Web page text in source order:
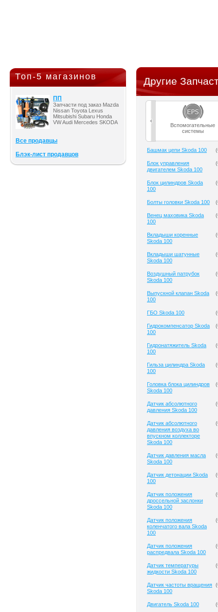
Топ-5 магазинов
ПП
Запчасти под заказ Mazda
Nissan Toyota Lexus
Mitsubishi Subaru Honda
VW Audi Mercedes SKODA
Все продавцы
Блэк-лист продавцов
Другие
Вспомогательные
системы
Башмак цепи Skoda 100 (
Блок управления
двигателем Skoda 100
(
Блок цилиндров Skoda
100
(
Болты головки Skoda 100 (
Венец маховика Skoda
100
(
Вкладыши коренные
Skoda 100
(
Вкладыши шатунные
Skoda 100
(
Воздушный патрубок
Skoda 100
(
Выпускной клапан Skoda
100
(
ГБО Skoda 100 (
Гидрокомпенсатор Skoda
100
(
Гидронатяжитель Skoda
100
(
Гильза цилиндра Skoda
100
(
Головка блока цилиндров
Skoda 100
(
Датчик абсолютного
давления Skoda 100
(
Датчик абсолютного
давления воздуха во
впускном коллекторе
Skoda 100
(
Датчик давления масла
Skoda 100
(
Датчик детонации Skoda
100
(
Датчик положения
дроссельной заслонки
Skoda 100
(
Датчик положения
коленчатого вала Skoda
100
(
Датчик положения
распредвала Skoda 100
(
Датчик температуры
жидкости Skoda 100
(
Датчик частоты вращения
Skoda 100
(
Двигатель Skoda 100 (